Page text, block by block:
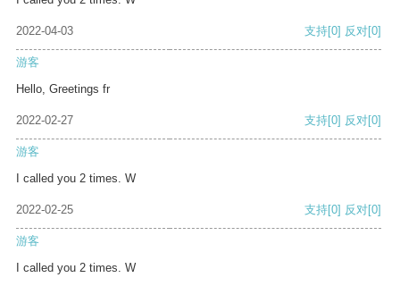
2022-04-03 支持[0] 反对[0]
游客
Hello, Greetings fr
2022-02-27 支持[0] 反对[0]
游客
I called you 2 times. W
2022-02-25 支持[0] 反对[0]
游客
I called you 2 times. W